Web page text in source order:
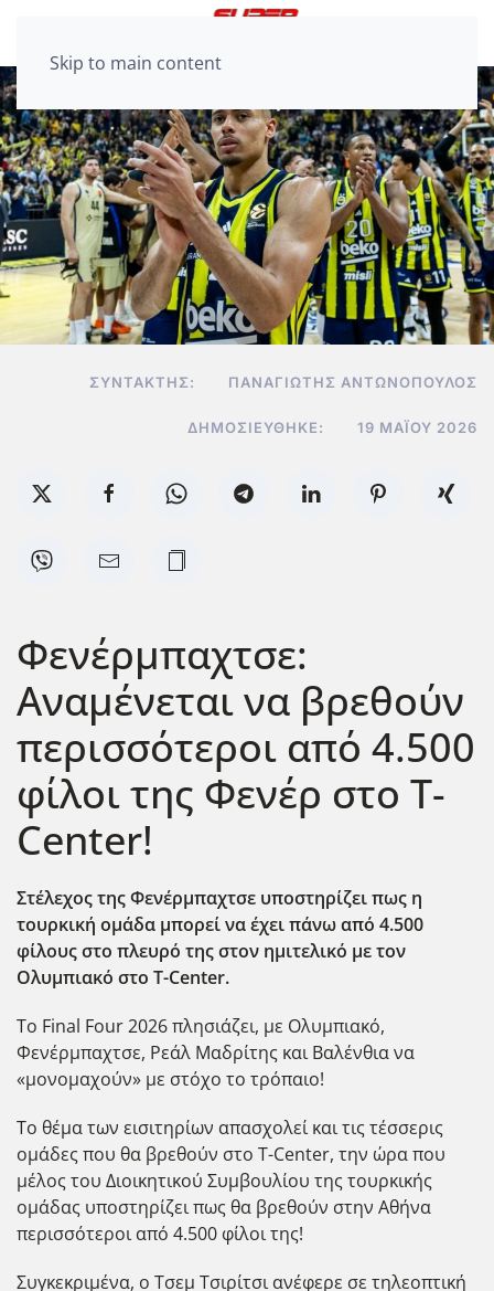
Skip to main content
ΣΥΝΤΆΚΤΗΣ: ΠΑΝΑΓΙΏΤΗΣ ΑΝΤΩΝΌΠΟΥΛΟΣ
ΔΗΜΟΣΙΕΎΘΗΚΕ: 19 ΜΑΪ́ΟΥ 2026
Φενέρμπαχτσε:
Αναμένεται να βρεθούν
περισσότεροι από 4.500
φίλοι της Φενέρ στο T-
Center!
Στέλεχος της Φενέρμπαχτσε υποστηρίζει πως η
τουρκική ομάδα μπορεί να έχει πάνω από 4.500
φίλους στο πλευρό της στον ημιτελικό με τον
Ολυμπιακό στο T-Center.
Το Final Four 2026 πλησιάζει, με Ολυμπιακό,
Φενέρμπαχτσε, Ρεάλ Μαδρίτης και Βαλένθια να
«μονομαχούν» με στόχο το τρόπαιο!
Το θέμα των εισιτηρίων απασχολεί και τις τέσσερις
ομάδες που θα βρεθούν στο T-Center, την ώρα που
μέλος του Διοικητικού Συμβουλίου της τουρκικής
ομάδας υποστηρίζει πως θα βρεθούν στην Αθήνα
περισσότεροι από 4.500 φίλοι της!
Συγκεκριμένα, ο Τσεμ Τσιρίτσι ανέφερε σε τηλεοπτική